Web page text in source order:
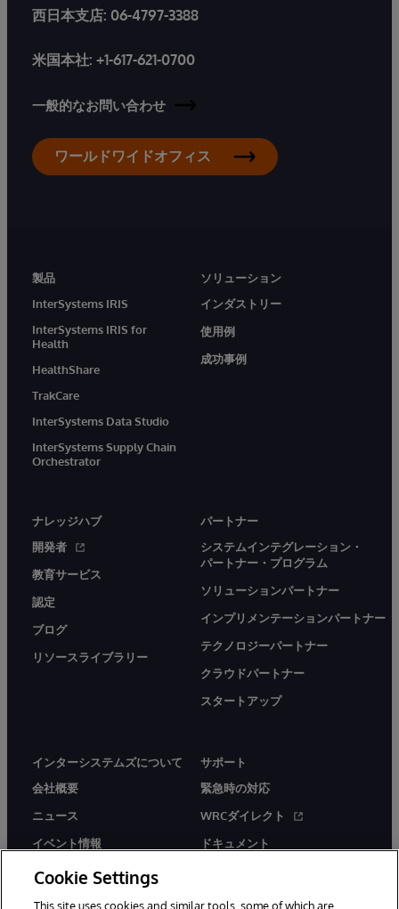
西日本支店: 06-4797-3388
米国本社: +1-617-621-0700
一般的なお問い合わせ
ワールドワイドオフィス
製品
InterSystems IRIS
InterSystems IRIS for
Health
HealthShare
TrakCare
InterSystems Data Studio
InterSystems Supply Chain
Orchestrator
ソリューション
インダストリー
使用例
成功事例
ナレッジハブ
開発者
教育サービス
認定
ブログ
リソースライブラリー
パートナー
システムインテグレーション・
パートナー・プログラム
ソリューションパートナー
インプリメンテーションパートナー
テクノロジーパートナー
クラウドパートナー
スタートアップ
インターシステムズについて
会社概要
ニュース
イベント情報
採用情報
サポート
緊急時の対応
WRCダイレクト
ドキュメント
Cookie Settings
This site uses cookies and similar tools, some of which are